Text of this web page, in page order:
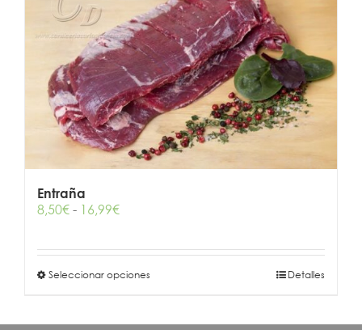
Entraña
8,50€- 16,99€Rango
desde
8,50€
Seleccionar opciones
múltiples
Detalles